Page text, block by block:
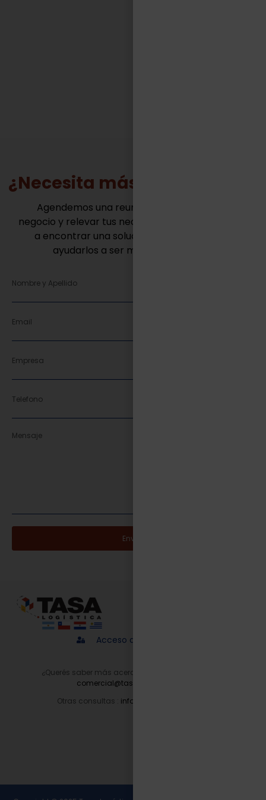
¿Necesita más información?
Agendemos una reunión para conocer tu
negocio y relevar tus necesidades. Juntos vamos
a encontrar una solución innovadora para
ayudarlos a ser mas competitivos.
Enviar
Acceso a proveedores
¿Querés saber más acerca de nuestros servicios?
comercial@tasalogistica.com
Otras consultas : info@tasalogistica.com